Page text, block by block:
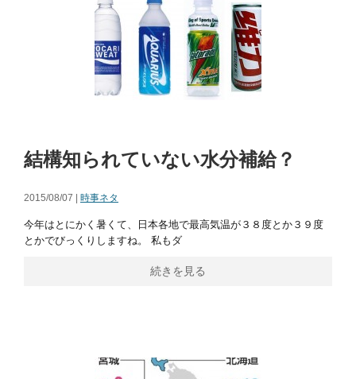
結構知られていない水分補給？
2015/08/07 | 時事ネタ
今年はとにかく暑くて、日本各地で最高気温が３８度とか３９度
とかでびっくりしますね。 私もダ
続きを見る